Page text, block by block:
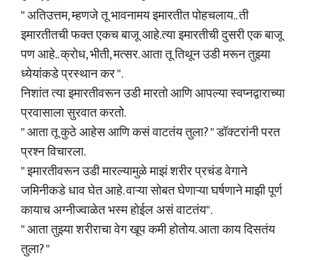
" अतिउत्तम, म्हणजे तू भावनामय इमारतीत पोहचलाय.. ती
इमारतीतची फक्त एकच बाजू आहे.त्या इमारतीची दुसरी एक बाजू
पण आहे.. क्रोध, भीती, मत्सर. आता तू तिथून उडी मरून तुझ्या
ध्येयांकडे प्रस्थान कर ".
निशांत त्या इमारतीवरून उडी मारतो आणि आपल्या स्वप्नद्वाराच्या
प्रवासाला सुरवात करतो.
" आता तू कुठे आहेस आणि कसं वाटतंय तुला? " डॉक्टरांनी परत
प्रश्न विचारला.
" इमारतीवरून उडी मारल्यामुळे माझं शरीर प्रचंड वेगाने
जमिनीकडे धाव घेत आहे. वाऱ्या सोबत घेणाऱ्या घर्षणाने माझी पूर्ण
कायाच अग्नीज्वाळेत भस्म होईल असं वाटतंय".
" आता तुझ्या शरीराचा वेग खूप कमी होतोय. आता काय दिसतंय
तुला? "